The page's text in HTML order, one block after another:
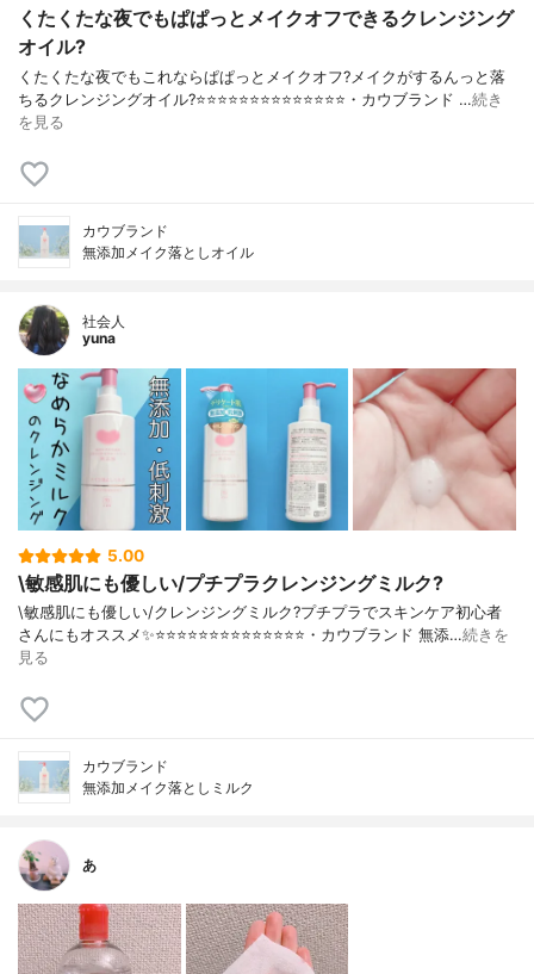
くたくたな夜でもぱぱっとメイクオフできるクレンジング
オイル?
くたくたな夜でもこれならぱぱっとメイクオフ?メイクがするんっと落
ちるクレンジングオイル?⭐️⭐️⭐️⭐️⭐️⭐️⭐️⭐️⭐️⭐️⭐️⭐️⭐️⭐️・カウブランド …続き
を見る
カウブランド
無添加メイク落としオイル
社会人
yuna
5.00
\敏感肌にも優しい/プチプラクレンジングミルク?
\敏感肌にも優しい/クレンジングミルク?プチプラでスキンケア初心者
さんにもオススメ✨⭐️⭐️⭐️⭐️⭐️⭐️⭐️⭐️⭐️⭐️⭐️⭐️⭐️⭐️・カウブランド 無添…続きを
見る
カウブランド
無添加メイク落としミルク
あ